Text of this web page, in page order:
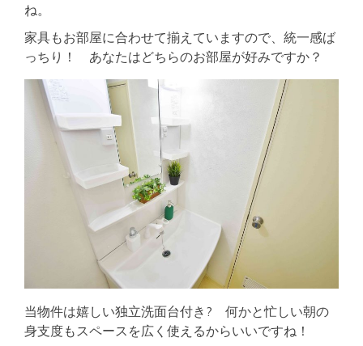
ね。
家具もお部屋に合わせて揃えていますので、統一感ば
っちり！ あなたはどちらのお部屋が好みですか？
当物件は嬉しい独立洗面台付き? 何かと忙しい朝の
身支度もスペースを広く使えるからいいですね！